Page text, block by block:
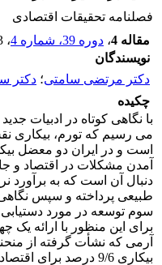
فصلنامه تحقیقات اقتصادی
مقاله 4
، دوره 39، شماره 4 ، 1383
نویسندگان
دکتر مرتضى سامتى؛ دکتر
چکیده
با نگاهی کوتاه در ادبیات
می رسیم که تورم، بیکاری
است و در ایران دو معضل
آمدن مشکلات در اقتصاد و
دنبال آن است که به برآورد
طبیعی پرداخته و سپس نگاهی
سوم توسعه در مورد
برای این منظور با ارائه
آرمی که نشأت گرفته از
بیکاری 9/6 درصد